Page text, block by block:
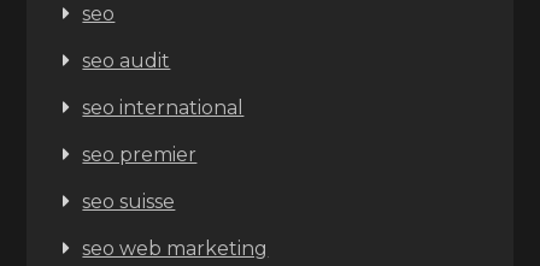
seo
seo audit
seo international
seo premier
seo suisse
seo web marketing